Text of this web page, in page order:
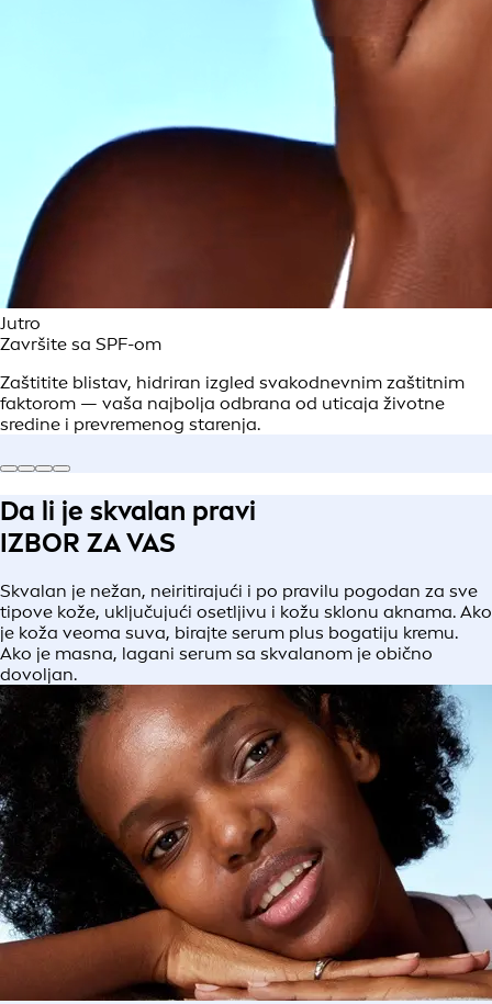
Jutro
Završite sa SPF-om
Zaštitite blistav, hidriran izgled svakodnevnim zaštitnim
faktorom — vaša najbolja odbrana od uticaja životne
sredine i prevremenog starenja.
Da li je skvalan pravi
IZBOR ZA VAS
Skvalan je nežan, neiritirajući i po pravilu pogodan za sve
tipove kože, uključujući osetljivu i kožu sklonu aknama. Ako
je koža veoma suva, birajte serum plus bogatiju kremu.
Ako je masna, lagani serum sa skvalanom je obično
dovoljan.